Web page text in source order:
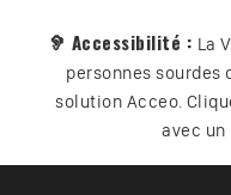
🦻 Accessibilité : La
personnes sourdes
solution Acceo.
avec un